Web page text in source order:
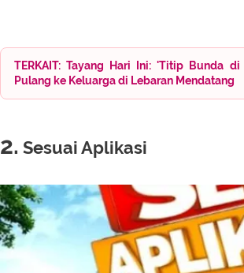
TERKAIT: Tayang Hari Ini: 'Titip Bunda
Pulang ke Keluarga di Lebaran Mendatang
2. Sesuai Aplikasi